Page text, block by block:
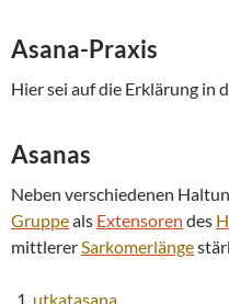
Asana-Praxis
Hier sei auf die Erklärung in
Asanas
Neben verschiedenen
Gruppeals Extensoren des
mittlererSarkomerlänge
utkatasana